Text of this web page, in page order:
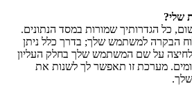
שלי?
כל הגדרותיך שמורות במסד הנתונים.
הבקרה למשתמש שלך; בדרך כלל ניתן
לחיצה על שם המשתמש שלך בחלק העליון
מערכת זו תאפשר לך לשנות את